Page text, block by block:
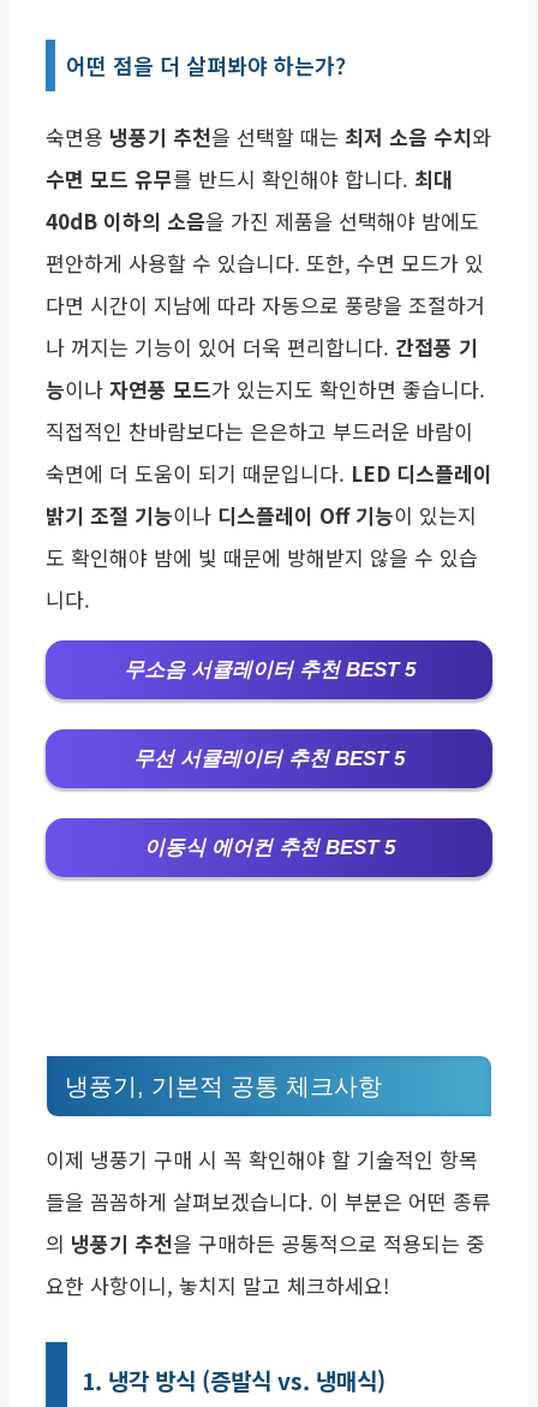
어떤 점을 더 살펴봐야 하는가?
숙면용 냉풍기 추천을 선택할 때는 최저 소음 수치와
수면 모드 유무를 반드시 확인해야 합니다. 최대
40dB 이하의 소음을 가진 제품을 선택해야 밤에도
편안하게 사용할 수 있습니다. 또한, 수면 모드가 있
다면 시간이 지남에 따라 자동으로 풍량을 조절하거
나 꺼지는 기능이 있어 더욱 편리합니다. 간접풍 기
능이나 자연풍 모드가 있는지도 확인하면 좋습니다.
직접적인 찬바람보다는 은은하고 부드러운 바람이
숙면에 더 도움이 되기 때문입니다. LED 디스플레이
밝기 조절 기능이나 디스플레이 Off 기능이 있는지
도 확인해야 밤에 빛 때문에 방해받지 않을 수 있습
니다.
무소음 서큘레이터 추천 BEST 5
무선 서큘레이터 추천 BEST 5
이동식 에어컨 추천 BEST 5
냉풍기, 기본적 공통 체크사항
이제 냉풍기 구매 시 꼭 확인해야 할 기술적인 항목
들을 꼼꼼하게 살펴보겠습니다. 이 부분은 어떤 종류
의 냉풍기 추천을 구매하든 공통적으로 적용되는 중
요한 사항이니, 놓치지 말고 체크하세요!
1. 냉각 방식 (증발식 vs. 냉매식)